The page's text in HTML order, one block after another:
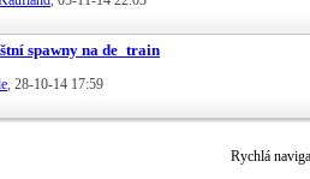
spawny na de_train
‎, 28-10-14 17:59
Rychlá